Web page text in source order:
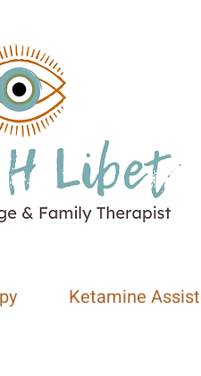
Ketamine